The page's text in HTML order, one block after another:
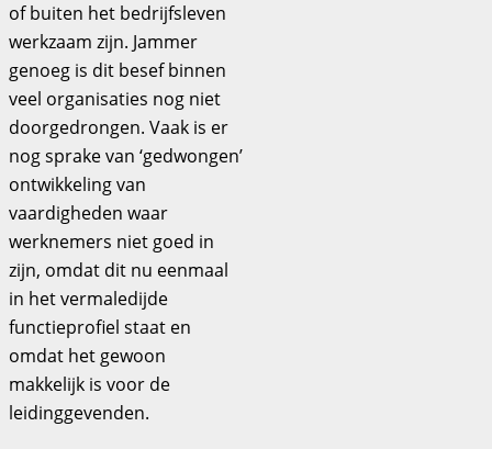
of buiten het bedrijfsleven
werkzaam zijn. Jammer
genoeg is dit besef binnen
veel organisaties nog niet
doorgedrongen. Vaak is er
nog sprake van ‘gedwongen’
ontwikkeling van
vaardigheden waar
werknemers niet goed in
zijn, omdat dit nu eenmaal
in het vermaledijde
functieprofiel staat en
omdat het gewoon
makkelijk is voor de
leidinggevenden.